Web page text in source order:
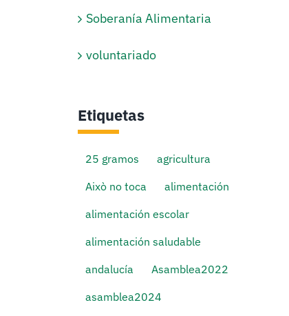
Soberanía Alimentaria
voluntariado
Etiquetas
25 gramos
agricultura
Això no toca
alimentación
alimentación escolar
alimentación saludable
andalucía
Asamblea2022
asamblea2024